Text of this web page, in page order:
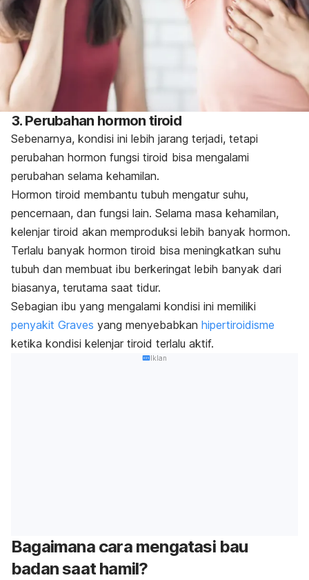
3. Perubahan hormon tiroid
Sebenarnya, kondisi ini lebih jarang terjadi, tetapi
perubahan hormon fungsi tiroid bisa mengalami
perubahan selama kehamilan.
Hormon tiroid membantu tubuh mengatur suhu,
pencernaan, dan fungsi lain. Selama masa kehamilan,
kelenjar tiroid akan memproduksi lebih banyak hormon.
Terlalu banyak hormon tiroid bisa meningkatkan suhu
tubuh dan membuat ibu berkeringat lebih banyak dari
biasanya, terutama saat tidur.
Sebagian ibu yang mengalami kondisi ini memiliki
penyakit Graves yang menyebabkan hipertiroidisme
ketika kondisi kelenjar tiroid terlalu aktif.
Iklan
Bagaimana cara mengatasi bau
badan saat hamil?